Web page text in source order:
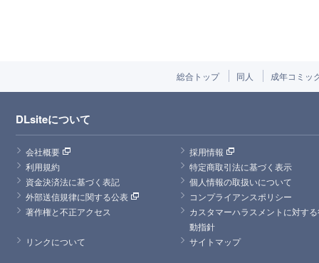
総合トップ 同人 成年コミッ
DLsiteについて
会社概要
採用情報
利用規約
特定商取引法に基づく表示
資金決済法に基づく表記
個人情報の取扱いについて
外部送信規律に関する公表
コンプライアンスポリシー
著作権と不正アクセス
カスタマーハラスメントに対す
動指針
リンクについて
サイトマップ